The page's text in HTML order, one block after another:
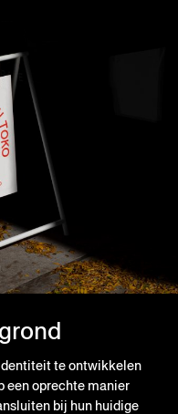
te ontwikkelen
een oprechte manier
bij hun huidige